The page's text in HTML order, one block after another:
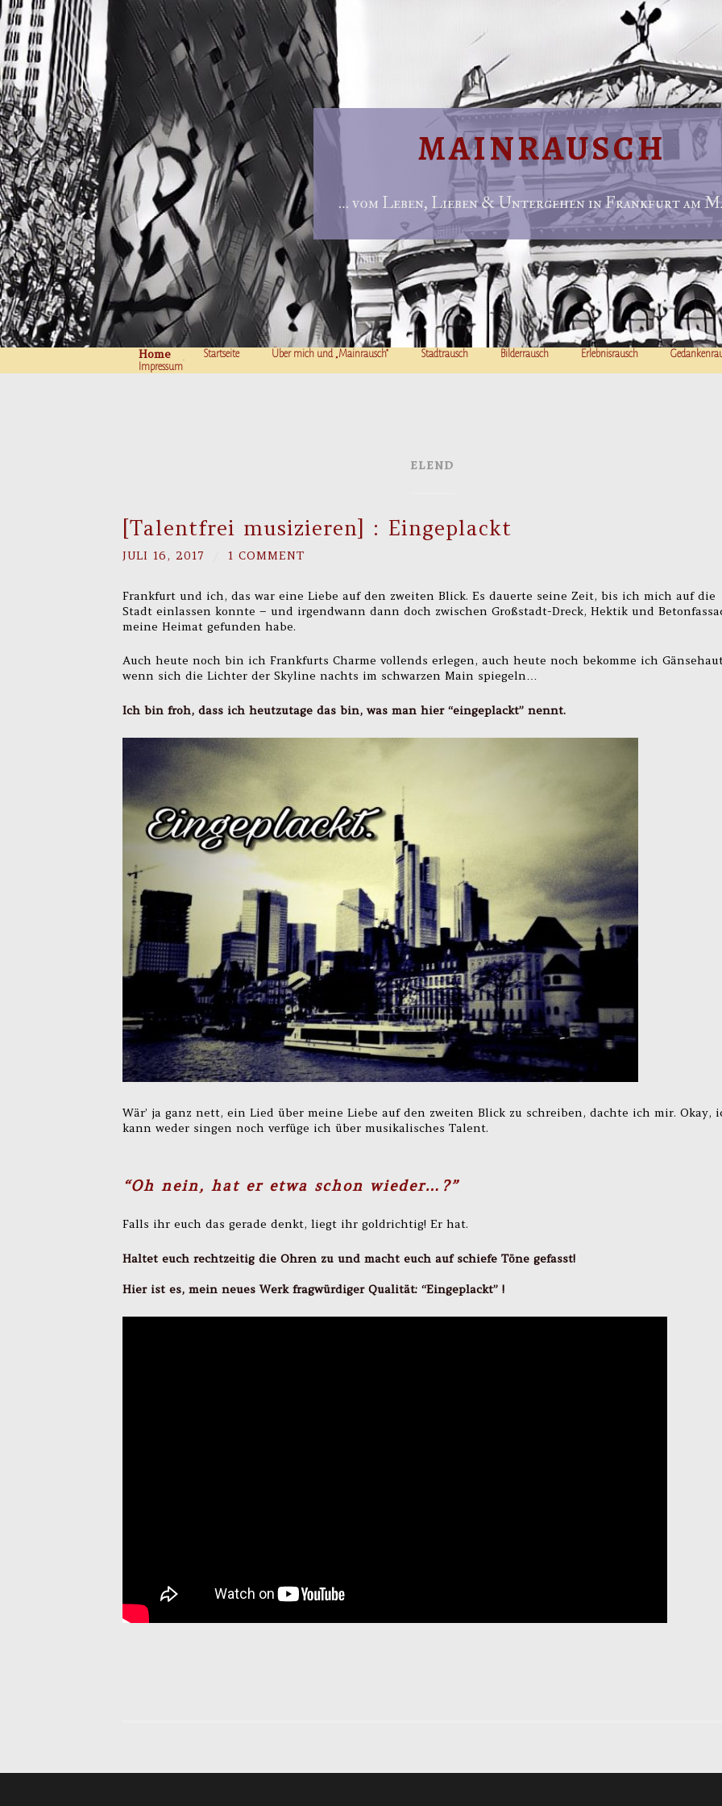
MAINRAUSCH
… vom Leben, Lieben & Untergehen in Frankfurt am
Home Startseite Über mich und „Mainrausch“ Stadtrausch Bilderrausch Erlebnisrausch
Impressum
ELEND
[Talentfrei musizieren] : Eingeplackt
JULI 16, 2017 1 COMMENT
Frankfurt und ich, das war eine Liebe auf den zweiten Blick. Es dauerte seine Zeit, bis ich mich auf die
Stadt einlassen konnte – und irgendwann dann doch zwischen Großstadt-Dreck, Hektik und
meine Heimat gefunden habe.
Auch heute noch bin ich Frankfurts Charme vollends erlegen, auch heute noch bekomme ich
wenn sich die Lichter der Skyline nachts im schwarzen Main spiegeln…
Ich bin froh, dass ich heutzutage das bin, was man hier “eingeplackt” nennt.
Wär’ ja ganz nett, ein Lied über meine Liebe auf den zweiten Blick zu schreiben, dachte ich mir. Okay,
kann weder singen noch verfüge ich über musikalisches Talent.
“Oh nein, hat er etwa schon wieder…?”
Falls ihr euch das gerade denkt, liegt ihr goldrichtig! Er hat.
Haltet euch rechtzeitig die Ohren zu und macht euch auf schiefe Töne gefasst!
Hier ist es, mein neues Werk fragwürdiger Qualität: “Eingeplackt” !